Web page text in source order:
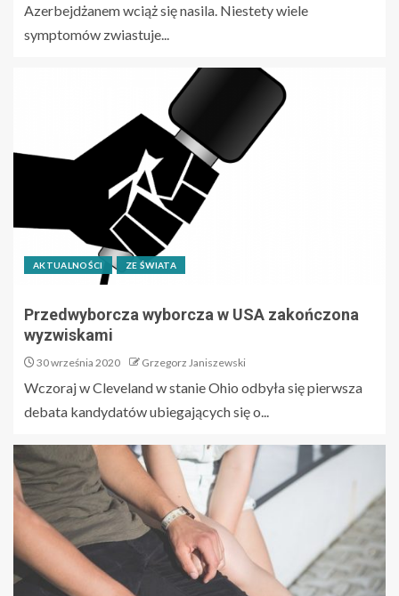
Azerbejdżanem wciąż się nasila. Niestety wiele
symptomów zwiastuje...
AKTUALNOŚCI ZE ŚWIATA
Przedwyborcza wyborcza w USA zakończona
wyzwiskami
30 września 2020 Grzegorz Janiszewski
Wczoraj w Cleveland w stanie Ohio odbyła się pierwsza
debata kandydatów ubiegających się o...